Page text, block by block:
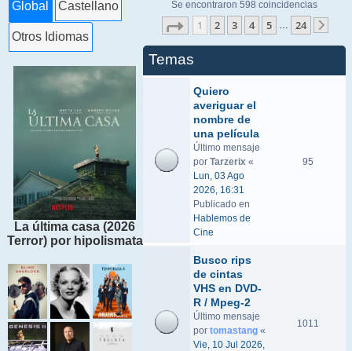
Global Castellano
Otros Idiomas
La última casa (2026
Terror) por hipolismata
Se encontraron 598 coincidencias
Página de 24
1 2 3 4 5 … 24
Temas
Quiero
averiguar el
nombre de
una película
Último mensaje
por Tarzerix «
Lun, 03 Ago
2026, 16:31
Publicado en
Hablemos de
Cine
95
Busco rips
de cintas
VHS en DVD-
R / Mpeg-2
Último mensaje
por tomastang «
Vie, 10 Jul 2026,
1011